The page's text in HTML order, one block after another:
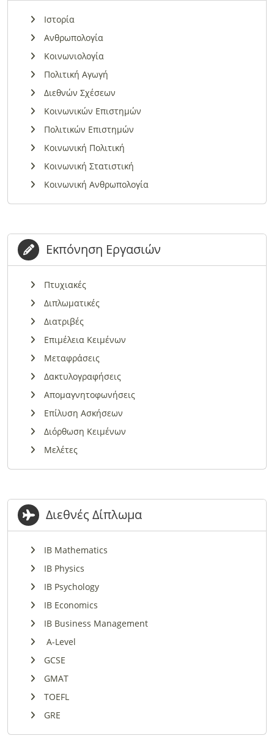
Ιστορία
Ανθρωπολογία
Κοινωνιολογία
Πολιτική Αγωγή
Διεθνών Σχέσεων
Κοινωνικών Επιστημών
Πολιτικών Επιστημών
Κοινωνική Πολιτική
Κοινωνική Στατιστική
Κοινωνική Ανθρωπολογία
Εκπόνηση Εργασιών
Πτυχιακές
Διπλωματικές
Διατριβές
Επιμέλεια Κειμένων
Μεταφράσεις
Δακτυλογραφήσεις
Απομαγνητοφωνήσεις
Επίλυση Ασκήσεων
Διόρθωση Κειμένων
Μελέτες
Διεθνές Δίπλωμα
IB Mathematics
IB Physics
IB Psychology
IB Economics
IB Business Management
A-Level
GCSE
GMAT
TOEFL
GRE